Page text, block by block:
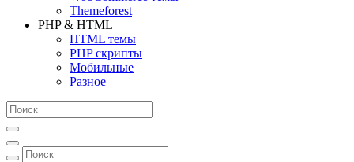
Themeforest
PHP & HTML
HTML темы
PHP скрипты
Мобильные
Разное